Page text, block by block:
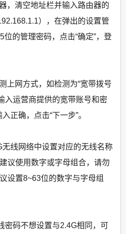
清空地址栏并输入路由器的
），在弹出的设置管
的管理密码，点击“确定”，登
网方式，如检测为“宽带拨号
入运营商提供的宽带账号和密
正确，点击“下一步”。
线网络中设置对应的无线名称
议使用数字或字母组合，请勿
设置8~63位的数字与字母组
码不想设置与2.4G相同，可